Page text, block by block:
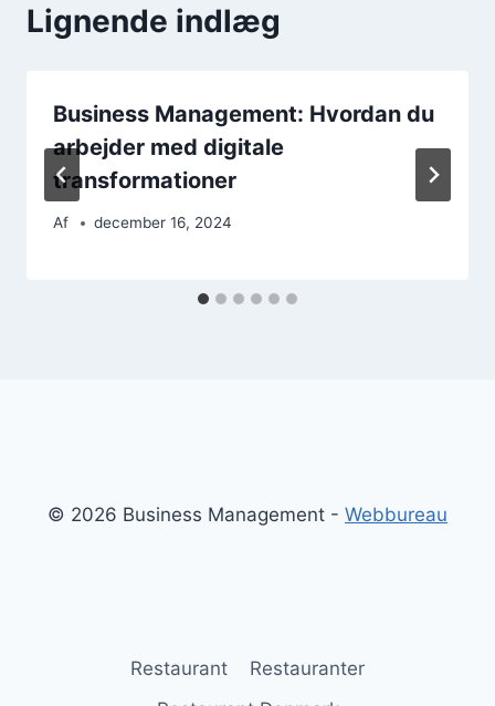
Lignende indlæg
Business Management: Hvordan du
arbejder med digitale
transformationer
Af december 16, 2024
© 2026 Business Management - Webbureau
Restaurant
Restauranter